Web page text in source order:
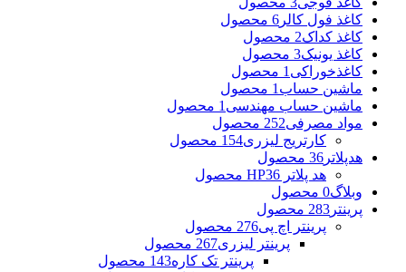
کاغذ فول کالر 6 محصول
کاغذ کداک2 محصول
کاغذ یونیک3 محصول
کاغذخوراکی 1 محصول
ماشین حساب 1 محصول
ماشین حساب مهندسی 1 محصول
مواد مصرفی252 محصول
کارتریج لیزری154 محصول
هدپلاتر 36 محصول
هد پلاتر HP 36 محصول
وبلاگ0 محصول
پرینتر 283 محصول
پرینتر اچ پی276 محصول
پرینتر لیزری267 محصول
پرینتر تک کاره143 محصول